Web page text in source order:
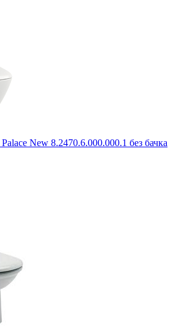
New 8.2470.6.000.000.1 без бачка